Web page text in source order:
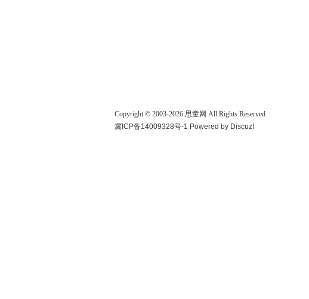
Copyright © 2003-2026 思童网 All Rights Reserved
冀ICP备14009328号-1 Powered by Discuz!